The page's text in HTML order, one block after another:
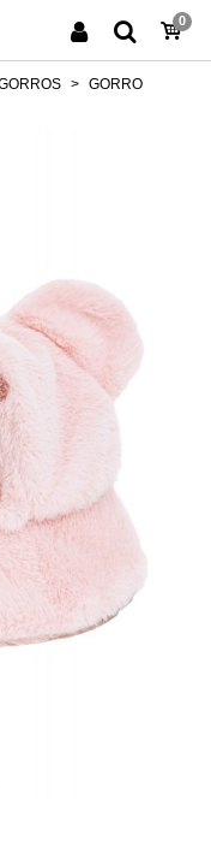
0
> GORRO